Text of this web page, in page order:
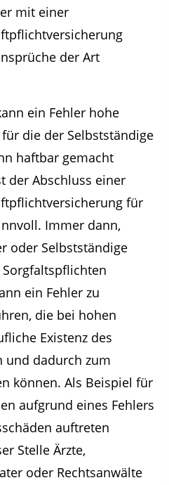
mit einer
der Art
ein Fehler hohe
die der Selbstständige
haftbar gemacht
der Abschluss einer
für
Immer dann,
oder Selbstständige
ein Fehler zu
die bei hohen
Existenz des
und dadurch zum
können. Als Beispiel für
aufgrund eines Fehlers
auftreten
Stelle Ärzte,
oder Rechtsanwälte